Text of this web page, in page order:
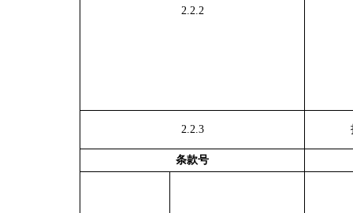
2.2.2
2.2.3
条款号